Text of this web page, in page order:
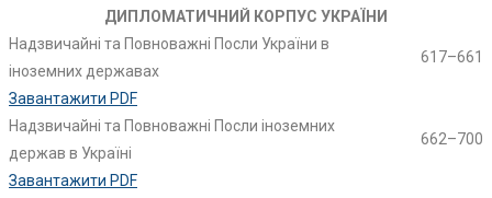
ДИПЛОМАТИЧНИЙ КОРПУС УКРАЇНИ
Надзвичайні та Повноважні Посли України в
іноземних державах
617–661
Завантажити PDF
Надзвичайні та Повноважні Посли іноземних
держав в Україні
662–700
Завантажити PDF